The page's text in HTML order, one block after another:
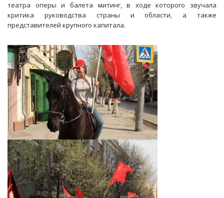
театра оперы и балета митинг, в ходе которого звучала
критика руководства страны и области, а также
представителей крупного капитала.